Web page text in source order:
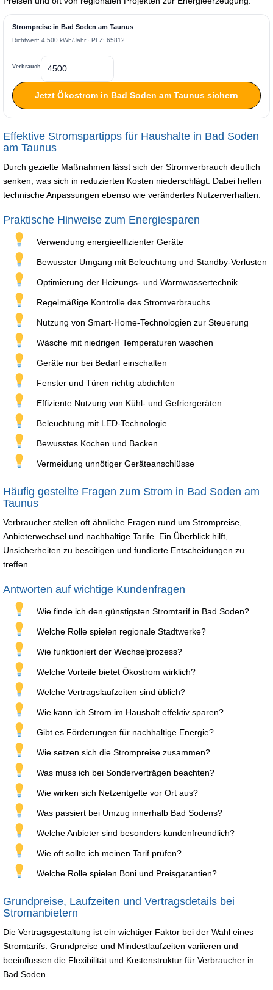
Strompreise in Bad Soden am Taunus
Richtwert: 4.500 kWh/Jahr · PLZ: 65812
Verbrauch
Jetzt Ökostrom in Bad Soden am Taunus sichern
Effektive Stromspartipps für Haushalte in Bad Soden
am Taunus
Durch gezielte Maßnahmen lässt sich der Stromverbrauch deutlich
senken, was sich in reduzierten Kosten niederschlägt. Dabei helfen
technische Anpassungen ebenso wie verändertes Nutzerverhalten.
Praktische Hinweise zum Energiesparen
Verwendung energieeffizienter Geräte
Bewusster Umgang mit Beleuchtung und Standby-Verlusten
Optimierung der Heizungs- und Warmwassertechnik
Regelmäßige Kontrolle des Stromverbrauchs
Nutzung von Smart-Home-Technologien zur Steuerung
Wäsche mit niedrigen Temperaturen waschen
Geräte nur bei Bedarf einschalten
Fenster und Türen richtig abdichten
Effiziente Nutzung von Kühl- und Gefriergeräten
Beleuchtung mit LED-Technologie
Bewusstes Kochen und Backen
Vermeidung unnötiger Geräteanschlüsse
Häufig gestellte Fragen zum Strom in Bad Soden am
Taunus
Verbraucher stellen oft ähnliche Fragen rund um Strompreise,
Anbieterwechsel und nachhaltige Tarife. Ein Überblick hilft,
Unsicherheiten zu beseitigen und fundierte Entscheidungen zu
treffen.
Antworten auf wichtige Kundenfragen
Wie finde ich den günstigsten Stromtarif in Bad Soden?
Welche Rolle spielen regionale Stadtwerke?
Wie funktioniert der Wechselprozess?
Welche Vorteile bietet Ökostrom wirklich?
Welche Vertragslaufzeiten sind üblich?
Wie kann ich Strom im Haushalt effektiv sparen?
Gibt es Förderungen für nachhaltige Energie?
Wie setzen sich die Strompreise zusammen?
Was muss ich bei Sonderverträgen beachten?
Wie wirken sich Netzentgelte vor Ort aus?
Was passiert bei Umzug innerhalb Bad Sodens?
Welche Anbieter sind besonders kundenfreundlich?
Wie oft sollte ich meinen Tarif prüfen?
Welche Rolle spielen Boni und Preisgarantien?
Grundpreise, Laufzeiten und Vertragsdetails bei
Stromanbietern
Die Vertragsgestaltung ist ein wichtiger Faktor bei der Wahl eines
Stromtarifs. Grundpreise und Mindestlaufzeiten variieren und
beeinflussen die Flexibilität und Kostenstruktur für Verbraucher in
Bad Soden.